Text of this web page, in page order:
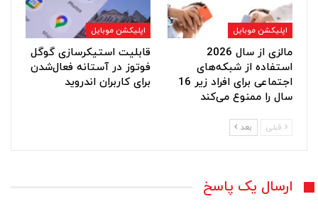
اپلیکشن موبایل
مالزی از سال 2026
استفاده از شبکه‌های
اجتماعی برای افراد زیر 16
سال را ممنوع می‌کند
اپلیکشن موبایل
قابلیت استیکرسازی گوگل
فوتوز در آستانه فعال‌شدن
برای کاربران اندروید
قبلی بعد
ارسال یک پاسخ